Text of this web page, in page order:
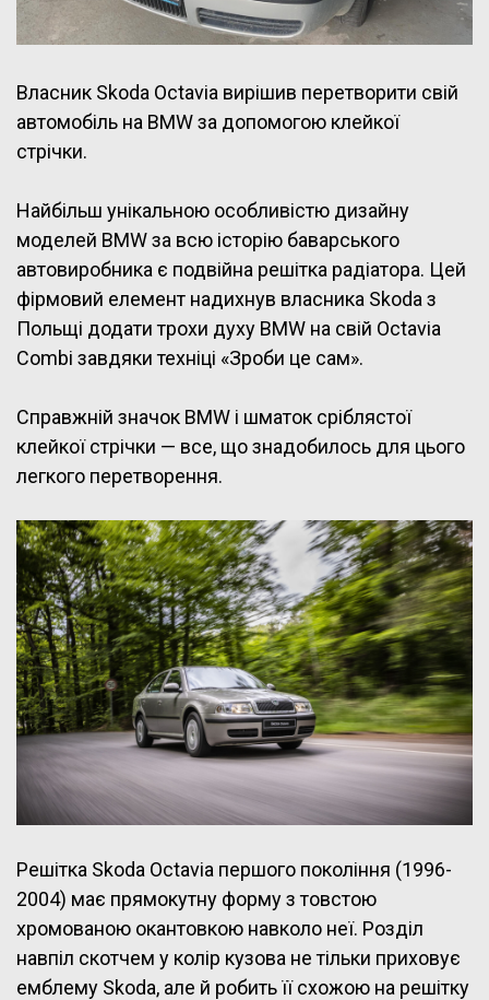
Власник Skoda Octavia вирішив перетворити свій
автомобіль на BMW за допомогою клейкої
стрічки.
Найбільш унікальною особливістю дизайну
моделей BMW за всю історію баварського
автовиробника є подвійна решітка радіатора. Цей
фірмовий елемент надихнув власника Skoda з
Польщі додати трохи духу BMW на свій Octavia
Combi завдяки техніці «Зроби це сам».
Справжній значок BMW і шматок сріблястої
клейкої стрічки — все, що знадобилось для цього
легкого перетворення.
Решітка Skoda Octavia першого покоління (1996-
2004) має прямокутну форму з товстою
хромованою окантовкою навколо неї. Розділ
навпіл скотчем у колір кузова не тільки приховує
емблему Skoda, але й робить її схожою на решітку